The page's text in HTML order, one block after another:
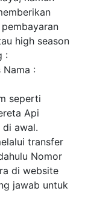
high season
:
Nama :
seperti
Api
di awal.
transfer
Nomor
di website
jawab untuk